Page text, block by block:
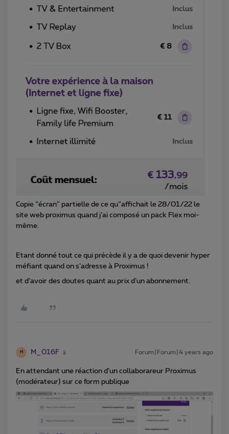
Copie “écran” partielle de ce qu”affichait le 28/01/22 le
site web proximus quand j’ai composé un pack Flex moi-
même.
Etant donné tout ce qui précède il y a de quoi devenir hyper
méfiant quand on s’adresse à Proximus !
et d’avoir des doutes quant au prix d’un abonnement.
M M_016F Forum|Forum|4 years ago
En attendant une réaction d’un collaborareur Proximus
(modérateur) sur ce form publique